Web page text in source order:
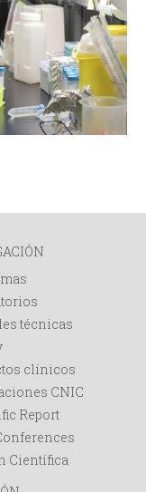
técnicas
clínicos
CNIC
Report
Científica